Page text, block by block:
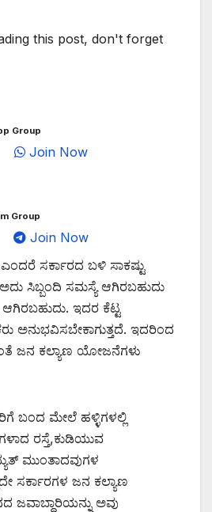
this post, don't forget
Group
Join Now
Group
Join Now
ಸರ್ಕಾರದ ಬಳಿ ಸಾಕಷ್ಟು
ಸಿಬ್ಬಂದಿ ಸಮಸ್ಯೆ ಆಗಿರಬಹುದು
ಇದರ ಕೆಟ್ಟ
ಅನುಭವಿಸಬೇಕಾಗುತ್ತದೆ. ಇದರಿಂದ
ಜನ ಕಲ್ಯಾಣ ಯೋಜನೆಗಳು
ಬಂದ ಮೇಲೆ ಹಳ್ಳಿಗಳಲ್ಲಿ
ರಸ್ತೆ,ಕುಡಿಯುವ
ಮುಂತಾದವುಗಳ
ಸರ್ಕಾರಗಳ ಜನ ಕಲ್ಯಾಣ
ಜವಾಬ್ದಾರಿಯನ್ನು ಅವು